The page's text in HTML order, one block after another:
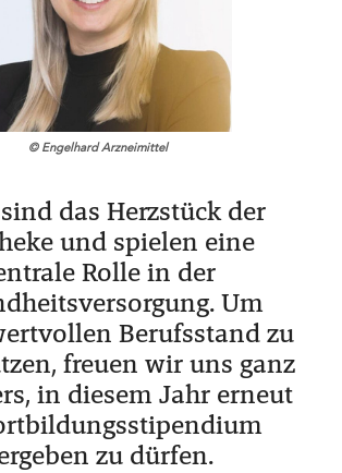
© Engelhard Arzneimittel
das Herzstück der
und spielen eine
Rolle in der
Um
Berufsstand zu
freuen wir uns ganz
in diesem Jahr erneut
zu dürfen.